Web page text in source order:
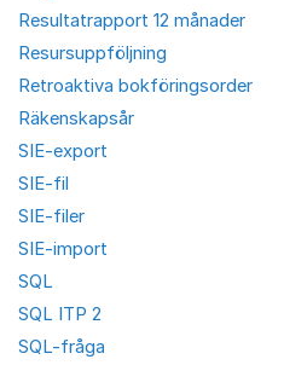
Resultatrapport 12 månader
Resursuppföljning
Retroaktiva bokföringsorder
Räkenskapsår
SIE-export
SIE-fil
SIE-filer
SIE-import
SQL
SQL ITP 2
SQL-fråga